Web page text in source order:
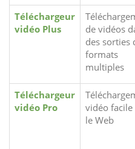
Téléchargeur
vidéo Plus
de vidéos
des sorties
formats
multiples
Téléchargeur
vidéo Pro
vidéo facile
le Web